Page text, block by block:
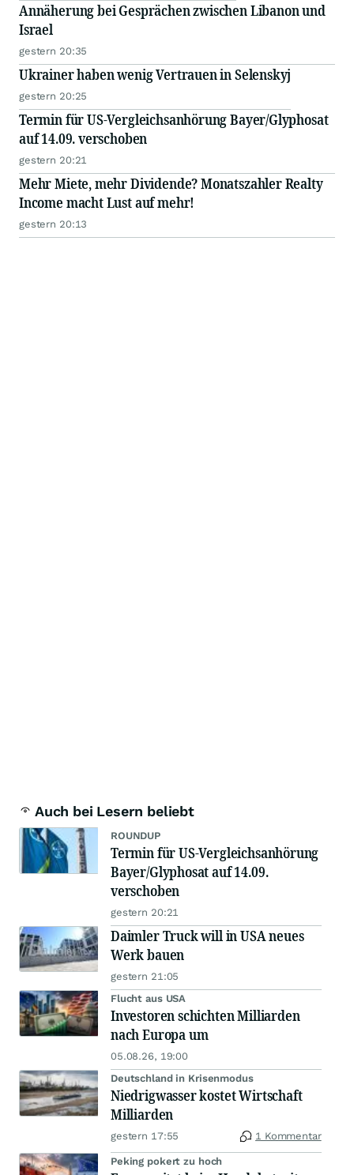
Annäherung bei Gesprächen zwischen Libanon und
Israel
gestern 20:35
Ukrainer haben wenig Vertrauen in Selenskyj
gestern 20:25
Termin für US-Vergleichsanhörung Bayer/Glyphosat
auf 14.09. verschoben
gestern 20:21
Mehr Miete, mehr Dividende? Monatszahler Realty
Income macht Lust auf mehr!
gestern 20:13
Auch bei Lesern beliebt
ROUNDUP
Termin für US-Vergleichsanhörung
Bayer/Glyphosat auf 14.09.
verschoben
gestern 20:21
Daimler Truck will in USA neues
Werk bauen
gestern 21:05
Flucht aus USA
Investoren schichten Milliarden
nach Europa um
05.08.26, 19:00
Deutschland in Krisenmodus
Niedrigwasser kostet Wirtschaft
Milliarden
gestern 17:55 1 Kommentar
Peking pokert zu hoch